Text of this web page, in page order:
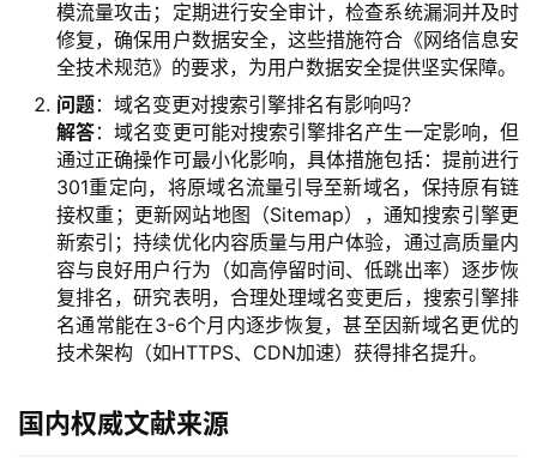
模流量攻击；定期进行安全审计，检查系统漏洞并及时
修复，确保用户数据安全，这些措施符合《网络信息安
全技术规范》的要求，为用户数据安全提供坚实保障。
问题：域名变更对搜索引擎排名有影响吗？
解答：域名变更可能对搜索引擎排名产生一定影响，但
通过正确操作可最小化影响，具体措施包括：提前进行
301重定向，将原域名流量引导至新域名，保持原有链
接权重；更新网站地图（Sitemap），通知搜索引擎更
新索引；持续优化内容质量与用户体验，通过高质量内
容与良好用户行为（如高停留时间、低跳出率）逐步恢
复排名，研究表明，合理处理域名变更后，搜索引擎排
名通常能在3-6个月内逐步恢复，甚至因新域名更优的
技术架构（如HTTPS、CDN加速）获得排名提升。
国内权威文献来源